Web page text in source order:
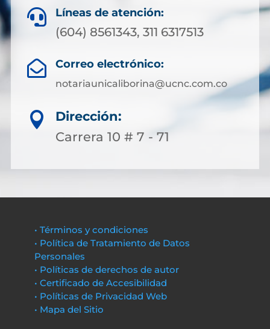
 Líneas de atención:
(604) 8561343, 311 6317513
 Correo electrónico:
notariaunicaliborina@ucnc.com.co

Dirección:
Carrera 10 # 7 - 71
• Términos y condiciones
• Política de Tratamiento de Datos
Personales
• Políticas de derechos de autor
• Certificado de Accesibilidad
• Políticas de Privacidad Web
• Mapa del Sitio